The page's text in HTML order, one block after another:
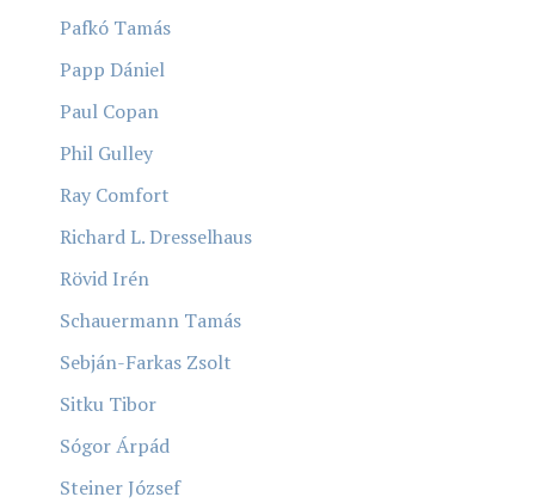
Pafkó Tamás
Papp Dániel
Paul Copan
Phil Gulley
Ray Comfort
Richard L. Dresselhaus
Rövid Irén
Schauermann Tamás
Sebján-Farkas Zsolt
Sitku Tibor
Sógor Árpád
Steiner József